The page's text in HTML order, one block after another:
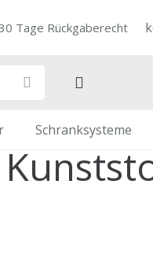
Tage Rückgaberecht
Schranksysteme